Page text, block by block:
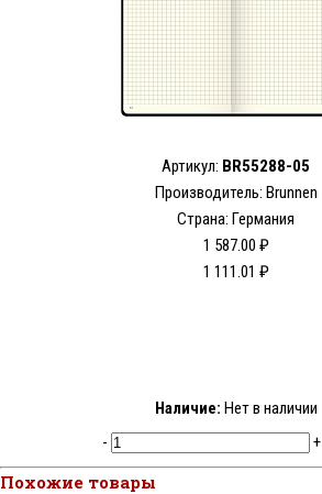
Артикул: BR55288-05
Производитель: Brunnen
Страна: Германия
1 587.00 ₽
1 111.01 ₽
Наличие: Нет в наличии
-
+
Похожие товары